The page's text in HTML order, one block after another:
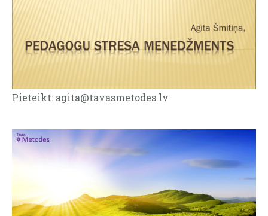
Pieteikt: agita@tavasmetodes.lv